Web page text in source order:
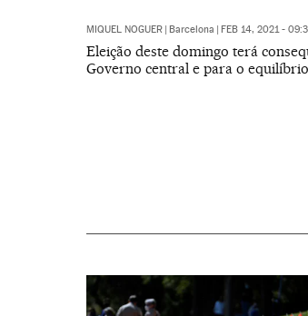
MIQUEL NOGUER | Barcelona | FEB 14, 2021 -
Eleição deste domingo terá
Governo central e para o